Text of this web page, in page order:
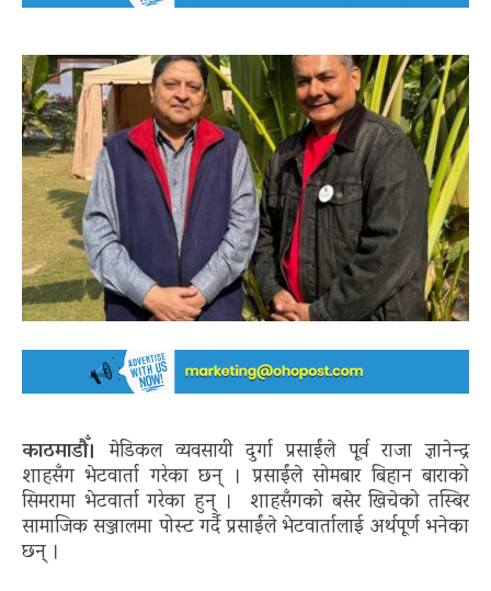
काठमाडौँ। मेडिकल व्यवसायी दुर्गा प्रसाईंले पूर्व राजा ज्ञानेन्द्र
शाहसँग भेटवार्ता गरेका छन् । प्रसाईंले सोमबार बिहान बाराको
सिमरामा भेटवार्ता गरेका हुन् । शाहसँगको बसेर खिचेको तस्बिर
सामाजिक सञ्जालमा पोस्ट गर्दै प्रसाईंले भेटवार्तालाई अर्थपूर्ण भनेका
छन् ।